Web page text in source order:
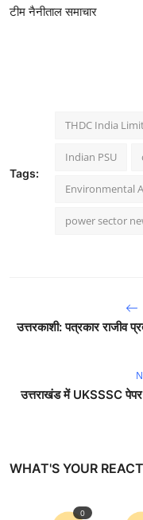
टीम नैनीताल समाचार
Tags:
THDC India
Indian PSU
Environmental
power sector
उत्तरकाशी: पत्रकार राजीव
उत्तराखंड में UKSSSC पेपर
WHAT'S YOUR
0